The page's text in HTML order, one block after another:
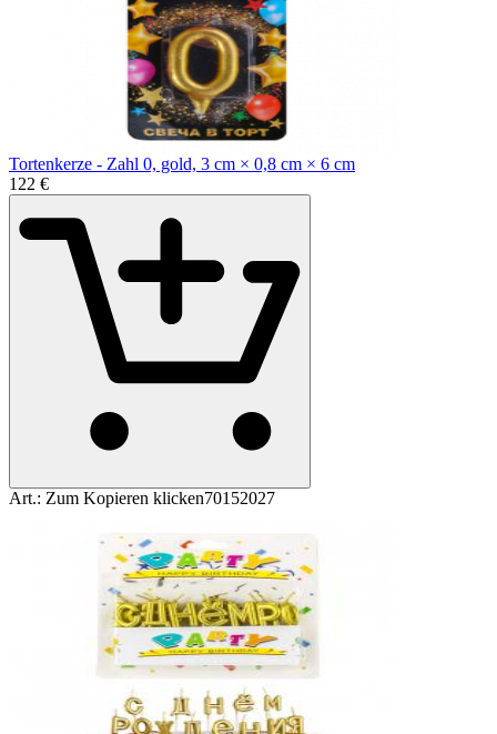
Tortenkerze - Zahl 0, gold, 3 cm × 0,8 cm × 6 cm
1 22 €
Art.: Zum Kopieren klicken70152027